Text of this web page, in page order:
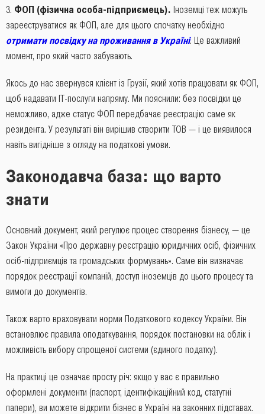
ФОП (фізична особа-підприємець). Іноземці теж можуть
зареєструватися як ФОП, але для цього спочатку необхідно
отримати посвідку на проживання в Україні. Це важливий
момент, про який часто забувають.
Якось до нас звернувся клієнт із Грузії, який хотів працювати як ФОП,
щоб надавати IT-послуги напряму. Ми пояснили: без посвідки це
неможливо, адже статус ФОП передбачає реєстрацію саме як
резидента. У результаті він вирішив створити ТОВ — і це виявилося
навіть вигідніше з огляду на податкові умови.
Законодавча база: що варто
знати
Основний документ, який регулює процес створення бізнесу, — це
Закон України «Про державну реєстрацію юридичних осіб, фізичних
осіб-підприємців та громадських формувань». Саме він визначає
порядок реєстрації компаній, доступ іноземців до цього процесу та
вимоги до документів.
Також варто враховувати норми Податкового кодексу України. Він
встановлює правила оподаткування, порядок постановки на облік і
можливість вибору спрощеної системи (єдиного податку).
На практиці це означає просту річ: якщо у вас є правильно
оформлені документи (паспорт, ідентифікаційний код, статутні
папери), ви можете відкрити бізнес в Україні на законних підставах.